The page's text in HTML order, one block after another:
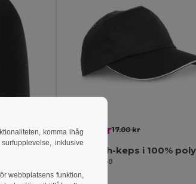
-18%
bomull
15.94 kr17.00 kr
Egotier 99568
komma ihåg
inklusive
webbplatsens funktion,